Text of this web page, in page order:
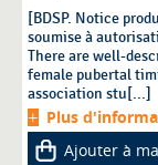
[BDSP. Notice
soumise à
There are well-
female pubertal
association stu[...]
Plus
Ajouter à